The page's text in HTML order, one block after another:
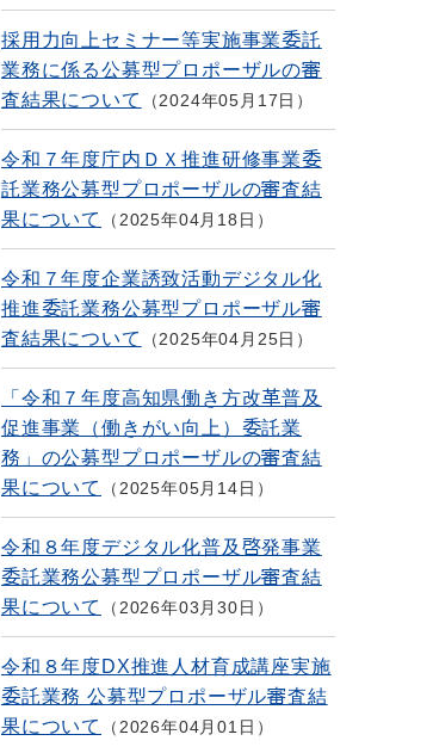
採用力向上セミナー等実施事業委託
業務に係る公募型プロポーザルの審
査結果について
2024年05月17日
令和７年度庁内ＤＸ推進研修事業委
託業務公募型プロポーザルの審査結
果について
2025年04月18日
令和７年度企業誘致活動デジタル化
推進委託業務公募型プロポーザル審
査結果について
2025年04月25日
「令和７年度高知県働き方改革普及
促進事業（働きがい向上）委託業
務」の公募型プロポーザルの審査結
果について
2025年05月14日
令和８年度デジタル化普及啓発事業
委託業務公募型プロポーザル審査結
果について
2026年03月30日
令和８年度DX推進人材育成講座実施
委託業務 公募型プロポーザル審査結
果について
2026年04月01日